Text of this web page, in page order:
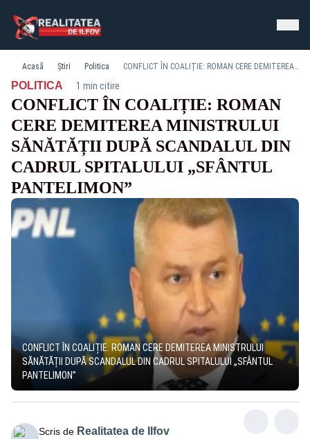
Acasă Știri Politica CONFLICT ÎN COALIȚIE: ROMAN CERE DEMITEREA MINISTRULUI SĂNĂTĂȚII DUPĂ SCANDALUL DIN CADRUL SPITALULUI „SFÂNTUL PANTELIMON”
POLITICA· 1 min citire
CONFLICT ÎN COALIȚIE: ROMAN
CERE DEMITEREA MINISTRULUI
SĂNĂTĂȚII DUPĂ SCANDALUL DIN
CADRUL SPITALULUI „SFÂNTUL
PANTELIMON”
CONFLICT ÎN COALIȚIE: ROMAN CERE DEMITEREA MINISTRULUI
SĂNĂTĂȚII DUPĂ SCANDALUL DIN CADRUL SPITALULUI „SFÂNTUL
PANTELIMON”
Scris de Realitatea de Ilfov